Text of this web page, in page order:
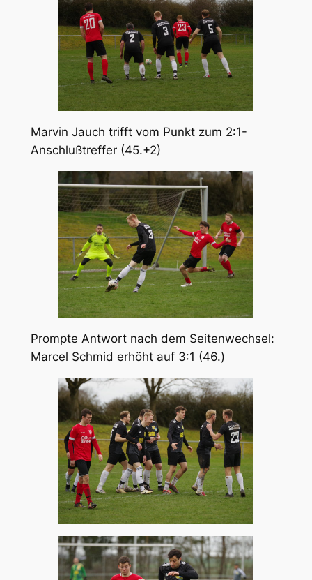
Marvin Jauch trifft vom Punkt zum 2:1-
Anschlußtreffer (45.+2)
Prompte Antwort nach dem Seitenwechsel:
Marcel Schmid erhöht auf 3:1 (46.)